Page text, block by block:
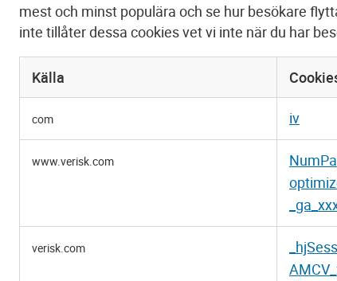
mest och minst populära och se hur besökare
inte tillåter dessa cookies vet vi inte när du har
cookies
Källa
com iv
www.verisk.com
verisk.com